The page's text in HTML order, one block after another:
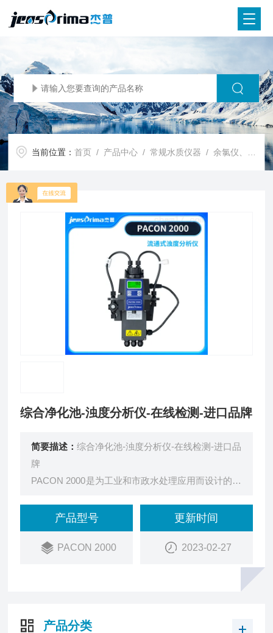
当前位置：首页 / 产品中心 /常规水质仪器 /余氯仪、臭氧分析仪
综合净化池-浊度分析仪-在线检测-进口品牌
简要描述：综合净化池-浊度分析仪-在线检测-进口品
牌
PACON 2000是为工业和市政水处理应用而设计的高
p;amp;amp;amp;amp;amp;amp;amp;amp;amp;amp;
amp;amp;amp;#176;散射光法，满足美国EPA180.1
规定，广泛应用于自来水厂、污水厂和水处理领域。
产品型号
PACON 2000
更新时间
2023-02-27
产品分类